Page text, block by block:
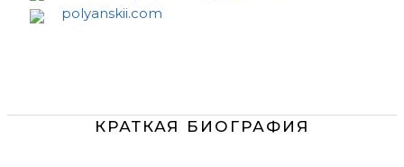
polyanskii.com
КРАТКАЯ БИОГРАФИЯ